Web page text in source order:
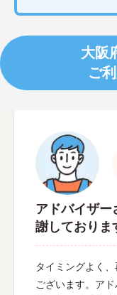
大阪
ご
アドバイザー
謝しておりま
タイミングよく
ございます。ア